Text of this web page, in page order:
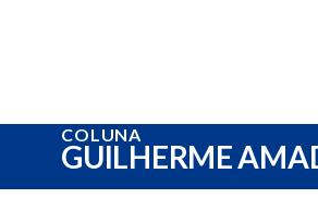
COLUNA
GUILHERME